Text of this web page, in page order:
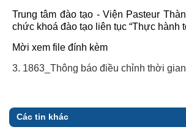
Trung tâm đào tạo - Viện Pasteur
chức khoá đào tạo liên tục “Thực hành
Mời xem file đính kèm
3. 1863_Thông báo điều chỉnh thời
Các tin khác